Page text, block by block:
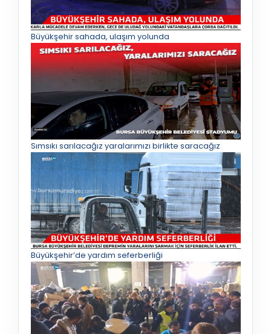
Büyükşehir sahada, ulaşım yolunda
Sımsıkı sarılacağız yaralarımızı birlikte saracağız
Büyükşehir’de yardım seferberliği